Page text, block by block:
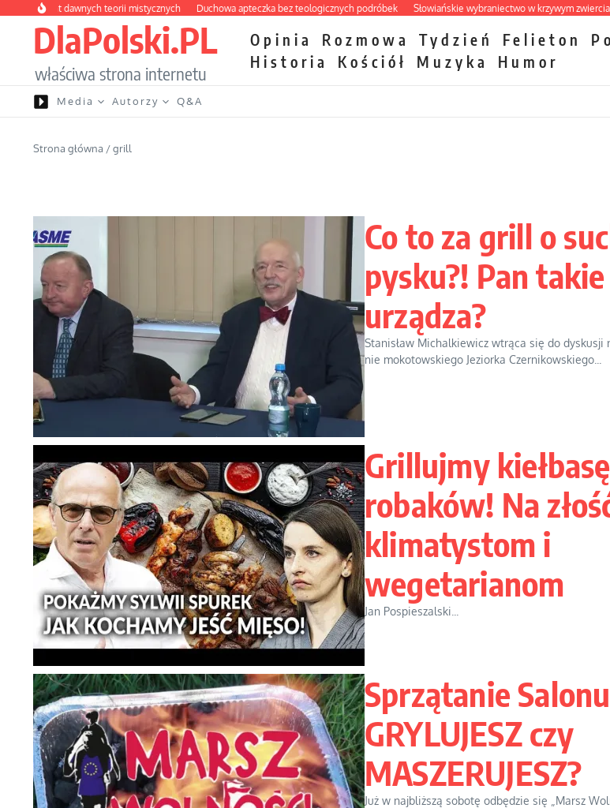
Przejdź do treści
dawnych teorii mistycznych Duchowa apteczka bez teologicznych podróbek Słowiańskie wybraniectwo w krzywym zwierciadle
DlaPolski.PL
właściwa strona internetu
Opinia Rozmowa Tydzień Felieton
Historia
Kościół Muzyka Humor
Media Autorzy Q&A
Strona główna /grill
Co to za grill o
pysku?! Pan
urządza?
Stanisław Michalkiewicz wtrąca się do dyskusji
nie mokotowskiego Jeziorka Czernikowskiego...
Grillujmy
robaków! Na
klimatystom i
wegetarianom
Jan Pospieszalski...
Sprzątanie
GRYLUJESZ czy
MASZERUJESZ?
Już w najbliższą sobotę odbędzie się „Marsz